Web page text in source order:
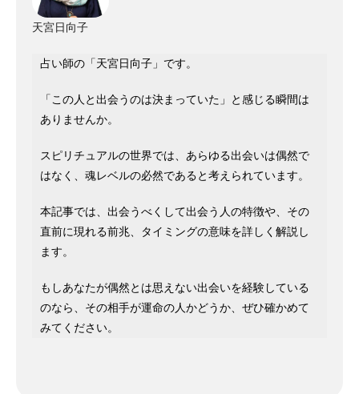
天宮日向子
占い師の「天宮日向子」です。
「この人と出会うのは決まっていた」と感じる瞬間は
ありませんか。
スピリチュアルの世界では、あらゆる出会いは偶然で
はなく、魂レベルの必然であると考えられています。
本記事では、出会うべくして出会う人の特徴や、その
直前に現れる前兆、タイミングの意味を詳しく解説し
ます。
もしあなたが偶然とは思えない出会いを経験している
のなら、その相手が運命の人かどうか、ぜひ確かめて
みてください。